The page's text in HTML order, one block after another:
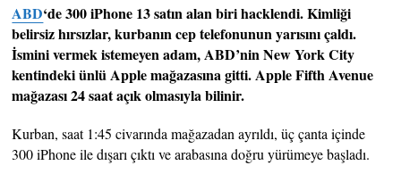
ABD‘de 300 iPhone 13 satın alan biri hacklendi. Kimliği
belirsiz hırsızlar, kurbanın cep telefonunun yarısını çaldı.
İsmini vermek istemeyen adam, ABD’nin New York City
kentindeki ünlü Apple mağazasına gitti. Apple Fifth Avenue
mağazası 24 saat açık olmasıyla bilinir.
Kurban, saat 1:45 civarında mağazadan ayrıldı, üç çanta içinde
300 iPhone ile dışarı çıktı ve arabasına doğru yürümeye başladı.